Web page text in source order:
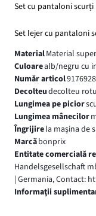
Set cu pantaloni
Set lejer cu pantaloni
MaterialMaterial
Culoarealb/negru cu
Număr articol
Decolteudecolteu
Lungimea pe picior
Lungimea mânecilor
Îngrijirela maşina de
Marcăbonprix
Entitate comercială
Handelsgesellschaft
| Germania, Contact:
Informaţii